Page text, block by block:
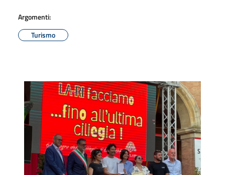
Argomenti:
Turismo